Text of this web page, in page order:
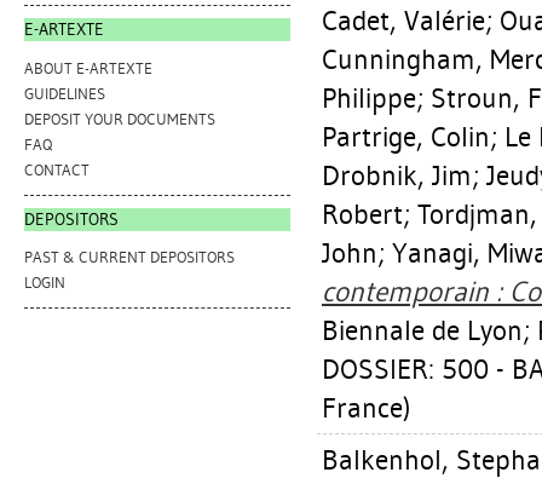
E-ARTEXTE
ABOUT E-ARTEXTE
GUIDELINES
DEPOSIT YOUR DOCUMENTS
FAQ
CONTACT
DEPOSITORS
PAST & CURRENT DEPOSITORS
LOGIN
Cadet, Valérie;
Cunningham,
Philippe; Stroun,
Partrige, Colin; Le
Drobnik, Jim;
Robert;
John; Yanagi,
contemporain :
Biennale de Lyon;
DOSSIER: 500 -
France)
Balkenhol,